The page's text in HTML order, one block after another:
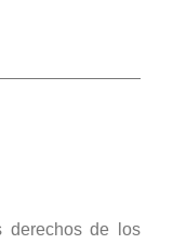
derechos de los